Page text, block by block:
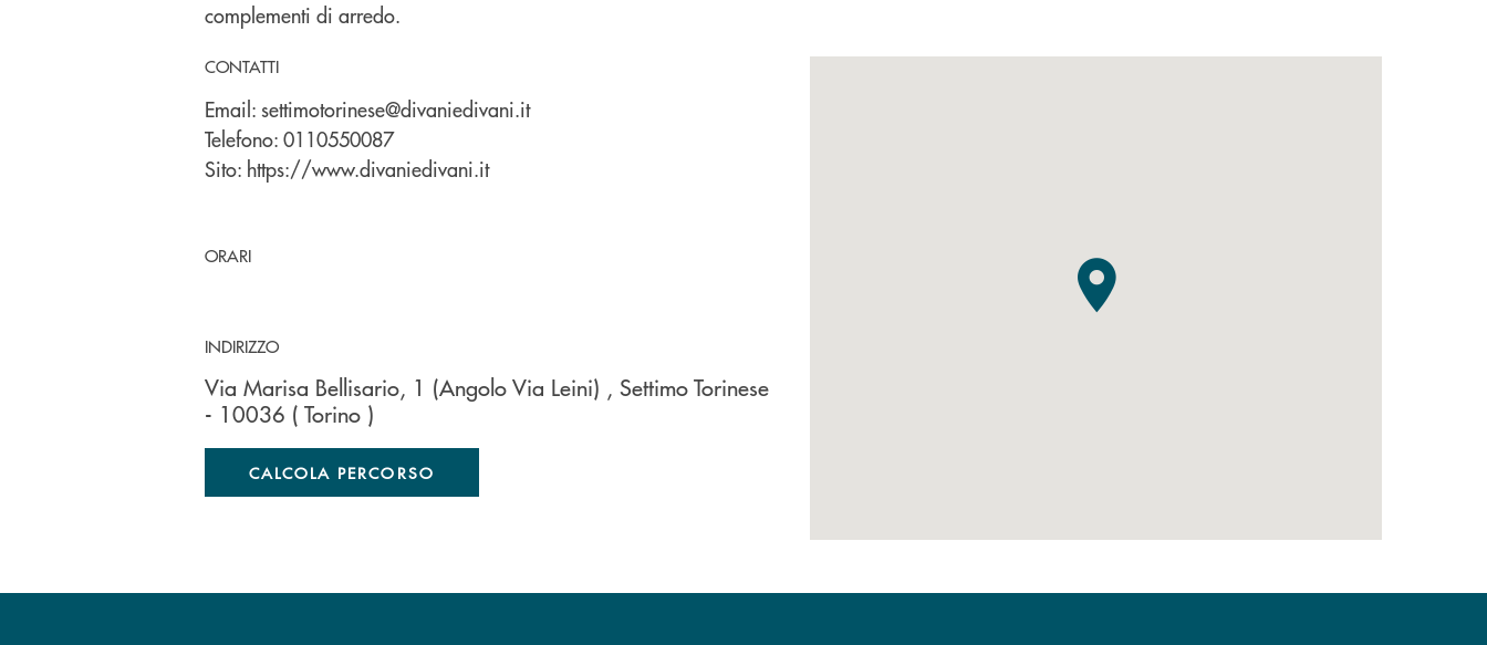
complementi di arredo.
CONTATTI
Email: settimotorinese@divaniedivani.it
Telefono: 0110550087
Sito: https://www.divaniedivani.it
ORARI
INDIRIZZO
Via Marisa Bellisario, 1 (Angolo Via Leini) , Settimo Torinese
- 10036 ( Torino )
CALCOLA PERCORSO